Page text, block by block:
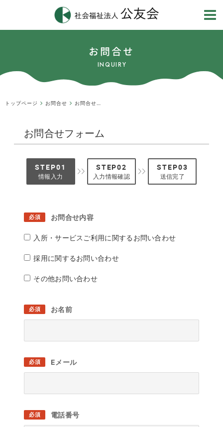
お問合せ
INQUIRY
トップページ お問合せ
お問合せフォーム
情報入力 入力情報確認 送信完了
必須 お問合せ内容
入所・サービスご利用に関するお問い合わせ
採用に関するお問い合わせ
その他お問い合わせ
必須 お名前
必須 Eメール
必須 電話番号